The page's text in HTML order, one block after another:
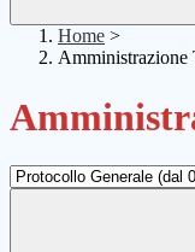
Home >
Amministrazione